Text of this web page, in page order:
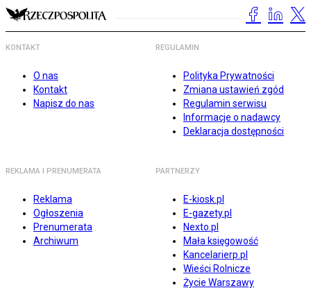
KONTAKT
O nas
Kontakt
Napisz do nas
REGULAMIN
Polityka Prywatności
Zmiana ustawień zgód
Regulamin serwisu
Informacje o nadawcy
Deklaracja dostępności
REKLAMA I PRENUMERATA
Reklama
Ogłoszenia
Prenumerata
Archiwum
PARTNERZY
E-kiosk.pl
E-gazety.pl
Nexto.pl
Mała księgowość
Kancelarierp.pl
Wieści Rolnicze
Życie Warszawy